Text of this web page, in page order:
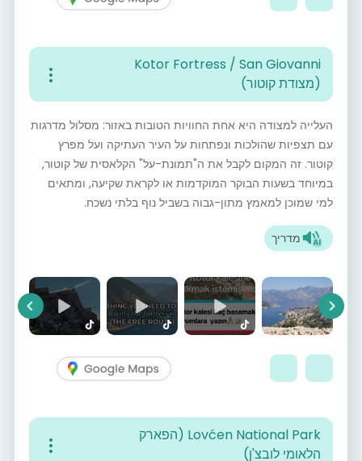
Kotor Fortress / San Giovanni
(מצודת קוטור)
העלייה למצודה היא אחת החוויות הטובות באזור: מסלול מדרגות
עם תצפיות שהולכות ונפתחות על העיר העתיקה ועל מפרץ
קוטור. זה המקום לקבל את ה"תמונת-על" הקלאסית של קוטור,
במיוחד בשעות הבוקר המוקדמות או לקראת שקיעה, ומתאים
למי שמוכן למאמץ מתון-גבוה בשביל נוף בלתי נשכח.
מדריך
Next
Lovćen National Park (הפארק
הלאומי לובצ'ן)